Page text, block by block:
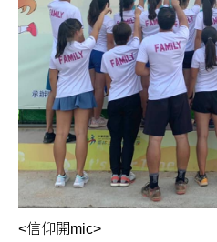
<信仰開mic>